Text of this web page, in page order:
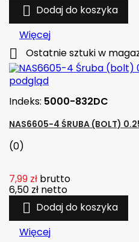
 Dodaj do koszyka
Więcej
 Ostatnie sztuki w
podgląd
Indeks: 5000-832DC
NAS6605-4 ŚRUBA (BOLT)
(0)
7,99 zł brutto
6,50 zł netto
 Dodaj do koszyka
Więcej